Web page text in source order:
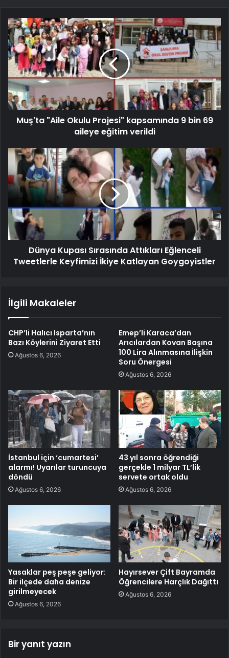
Muş'ta "Aile Okulu Projesi" kapsamında 9 bin 69
aileye eğitim verildi
Dünya Kupası Sırasında Attıkları Eğlenceli
Tweetlerle Keyfimizi İkiye Katlayan Goygoyistler
İlgili Makaleler
CHP’li Halıcı Isparta’nın
Bazı Köylerini Ziyaret Etti
Ağustos 6, 2026
Emep’li Karaca’dan
Arıcılardan Kovan Başına
100 Lira Alınmasına İlişkin
Soru Önergesi
Ağustos 6, 2026
İstanbul için ‘cumartesi’
alarmı! Uyarılar turuncuya
döndü
Ağustos 6, 2026
43 yıl sonra öğrendiği
gerçekle 1 milyar TL’lik
servete ortak oldu
Ağustos 6, 2026
Yasaklar peş peşe geliyor:
Bir ilçede daha denize
girilmeyecek
Ağustos 6, 2026
Hayırsever Çift Bayramda
Öğrencilere Harçlık Dağıttı
Ağustos 6, 2026
Bir yanıt yazın